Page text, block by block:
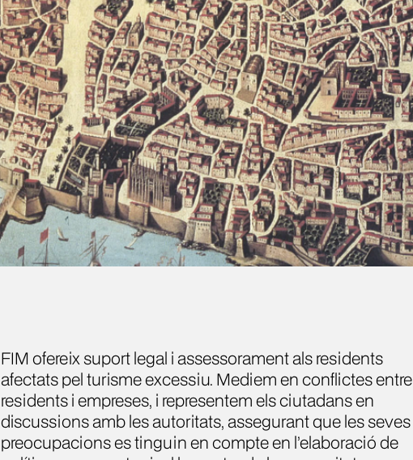
FIM ofereix suport legal i assessorament als residents
afectats pel turisme excessiu. Mediem en conflictes entre
residents i empreses, i representem els ciutadans en
discussions amb les autoritats, assegurant que les seves
preocupacions es tinguin en compte en l’elaboració de